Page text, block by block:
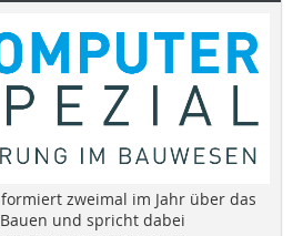
zweimal im Jahr über das
und spricht dabei